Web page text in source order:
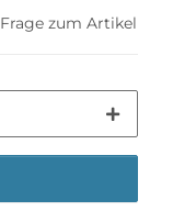
Frage zum Artikel